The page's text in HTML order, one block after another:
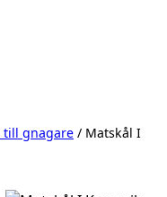
till gnagare / Matskål I